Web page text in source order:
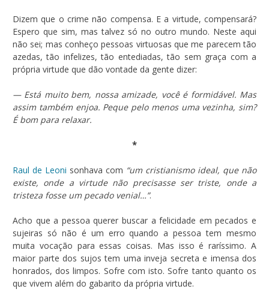
Dizem que o crime não compensa. E a virtude, compensará?
Espero que sim, mas talvez só no outro mundo. Neste aqui
não sei; mas conheço pessoas virtuosas que me parecem tão
azedas, tão infelizes, tão entediadas, tão sem graça com a
própria virtude que dão vontade da gente dizer:
— Está muito bem, nossa amizade, você é formidável. Mas
assim também enjoa. Peque pelo menos uma vezinha, sim?
É bom para relaxar.
*
Raul de Leoni sonhava com “um cristianismo ideal, que não
existe, onde a virtude não precisasse ser triste, onde a
tristeza fosse um pecado venial…”.
Acho que a pessoa querer buscar a felicidade em pecados e
sujeiras só não é um erro quando a pessoa tem mesmo
muita vocação para essas coisas. Mas isso é raríssimo. A
maior parte dos sujos tem uma inveja secreta e imensa dos
honrados, dos limpos. Sofre com isto. Sofre tanto quanto os
que vivem além do gabarito da própria virtude.